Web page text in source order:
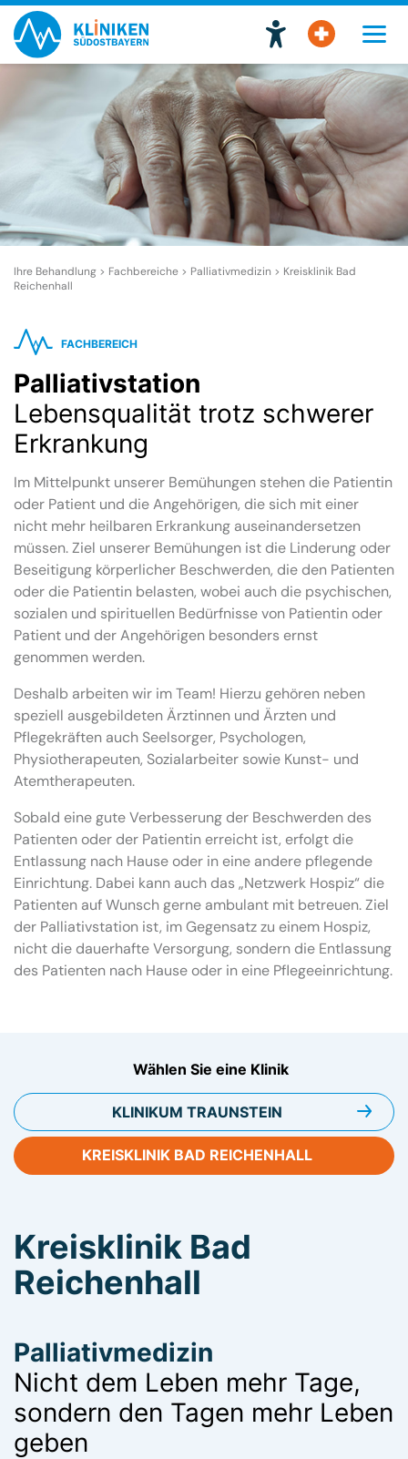
Ihre Behandlung > Fachbereiche > Palliativmedizin > Kreisklinik Bad
Reichenhall
FACHBEREICH
Palliativstation
Lebensqualität trotz schwerer
Erkrankung
Im Mittelpunkt unserer Bemühungen stehen die Patientin
oder Patient und die Angehörigen, die sich mit einer
nicht mehr heilbaren Erkrankung auseinandersetzen
müssen. Ziel unserer Bemühungen ist die Linderung oder
Beseitigung körperlicher Beschwerden, die den Patienten
oder die Patientin belasten, wobei auch die psychischen,
sozialen und spirituellen Bedürfnisse von Patientin oder
Patient und der Angehörigen besonders ernst
genommen werden.
Deshalb arbeiten wir im Team! Hierzu gehören neben
speziell ausgebildeten Ärztinnen und Ärzten und
Pflegekräften auch Seelsorger, Psychologen,
Physiotherapeuten, Sozialarbeiter sowie Kunst- und
Atemtherapeuten.
Sobald eine gute Verbesserung der Beschwerden des
Patienten oder der Patientin erreicht ist, erfolgt die
Entlassung nach Hause oder in eine andere pflegende
Einrichtung. Dabei kann auch das „Netzwerk Hospiz“ die
Patienten auf Wunsch gerne ambulant mit betreuen. Ziel
der Palliativstation ist, im Gegensatz zu einem Hospiz,
nicht die dauerhafte Versorgung, sondern die Entlassung
des Patienten nach Hause oder in eine Pflegeeinrichtung.
Wählen Sie eine Klinik
KLINIKUM TRAUNSTEIN
KREISKLINIK BAD REICHENHALL
Kreisklinik Bad
Reichenhall
Palliativmedizin
Nicht dem Leben mehr Tage,
sondern den Tagen mehr Leben
geben